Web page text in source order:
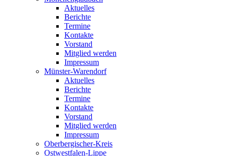
Aktuelles
Berichte
Termine
Kontakte
Vorstand
Mitglied werden
Impressum
Münster-Warendorf
Aktuelles
Berichte
Termine
Kontakte
Vorstand
Mitglied werden
Impressum
Oberbergischer-Kreis
Ostwestfalen-Lippe